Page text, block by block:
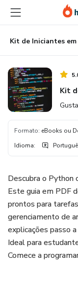
para
conteúdo
principal
para
pagamento
para
rodapé
Kit
Formato: eBooks ou
Idioma:
Descubra o Python
Este guia em PDF
prontos para
gerenciamento de
explicações passo
Ideal para
Comece a